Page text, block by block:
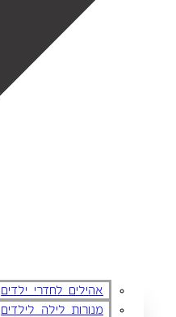
אהילים לחדרי ילדים
מנורות לילה לילדים